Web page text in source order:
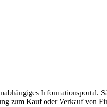
Informationsportal.
zum Kauf oder Verkauf von